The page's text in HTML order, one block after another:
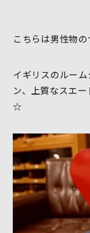
こちらは男性物の
イギリスのルー
ン、上質なスエ
☆